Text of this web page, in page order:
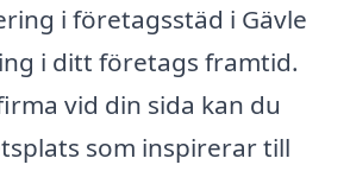
i företagsstäd i Gävle
i ditt företags framtid.
vid din sida kan du
som inspirerar till